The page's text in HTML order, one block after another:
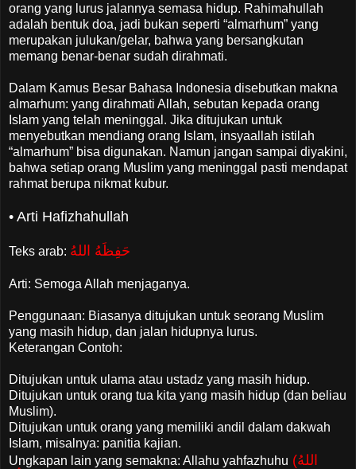
orang yang lurus jalannya semasa hidup. Rahimahullah
adalah bentuk doa, jadi bukan seperti “almarhum” yang
merupakan julukan/gelar, bahwa yang bersangkutan
memang benar-benar sudah dirahmati.
Dalam Kamus Besar Bahasa Indonesia disebutkan makna
almarhum: yang dirahmati Allah, sebutan kepada orang
Islam yang telah meninggal. Jika ditujukan untuk
menyebutkan mendiang orang Islam, insyaallah istilah
“almarhum” bisa digunakan. Namun jangan sampai diyakini,
bahwa setiap orang Muslim yang meninggal pasti mendapat
rahmat berupa nikmat kubur.
• Arti Hafizhahullah
Teks arab: حَفِظَهُ اللهُ
Arti: Semoga Allah menjaganya.
Penggunaan: Biasanya ditujukan untuk seorang Muslim
yang masih hidup, dan jalan hidupnya lurus.
Keterangan Contoh:
Ditujukan untuk ulama atau ustadz yang masih hidup.
Ditujukan untuk orang tua kita yang masih hidup (dan beliau
Muslim).
Ditujukan untuk orang yang memiliki andil dalam dakwah
Islam, misalnya: panitia kajian.
Ungkapan lain yang semakna: Allahu yahfazhuhu (اللهُ